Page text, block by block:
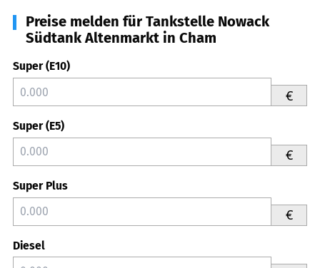
Preise melden für Tankstelle Nowack
Südtank Altenmarkt in Cham
Super (E10)
€
Super (E5)
€
Super Plus
€
Diesel